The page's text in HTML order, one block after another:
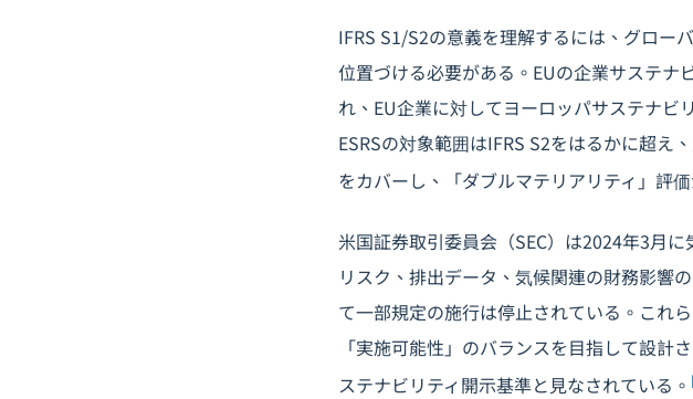
IFRS S1/S2の意義を理解するには、グロー
位置づける必要がある。EUの企業サステナ
れ、EU企業に対してヨーロッパサステナビ
ESRSの対象範囲はIFRS S2をはるかに超え
をカバーし、「ダブルマテリアリティ」評
米国証券取引委員会（SEC）は2024年3月
リスク、排出データ、気候関連の財務影響
て一部規定の施行は停止されている。これ
「実施可能性」のバランスを目指して設計
ステナビリティ開示基準と見なされている。